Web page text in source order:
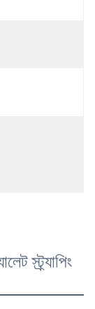
স্ট্র্যাপিং